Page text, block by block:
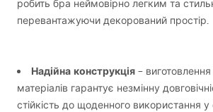
робить бра неймовірно легким та
перевантажуючи декорований простір.
Надійна конструкція –
матеріалів гарантує незмінну
стійкість до щоденного використання